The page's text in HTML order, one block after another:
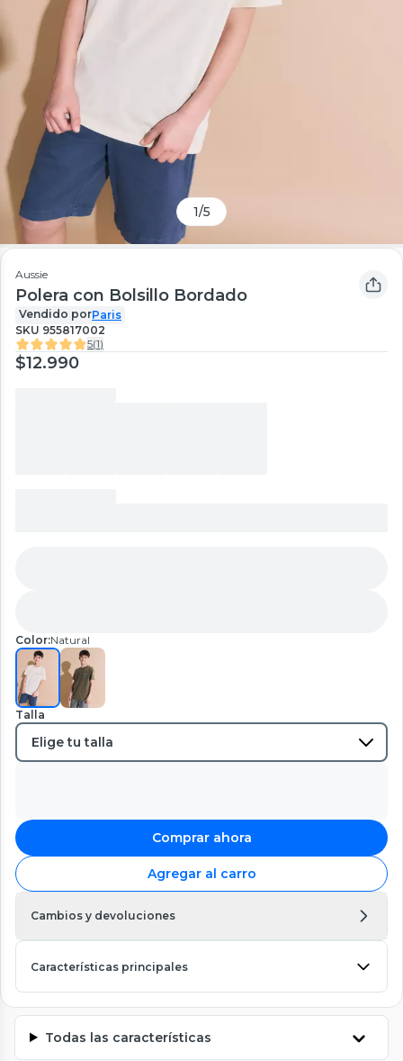
1/5
Aussie
Polera con Bolsillo Bordado
Vendido porParis
SKU 955817002
5(1)
$12.990
Color:Natural
Talla
Comprar ahora
Agregar al carro
Cambios y devoluciones
Características principales
Todas las características